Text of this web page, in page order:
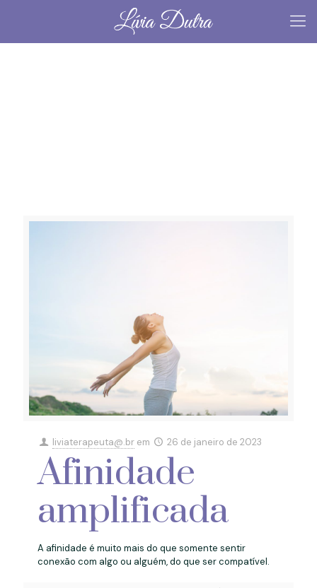
liviaterapeuta@.br em 26 de janeiro de 2023
Afinidade
amplificada
A afinidade é muito mais do que somente sentir
conexão com algo ou alguém, do que ser compatível.